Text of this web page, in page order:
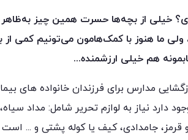
خیلی از بچه‌ها حسرت همین چیز به‌ظاهر
ما هنوز با کمک‌هامون می‌تونیم کمی
هم خیلی ارزشمنده...
مدارس برای فرزندان خانواده های
دارد نیاز به لوازم تحریر شامل: مداد
قرمز، جامدادی، کیف یا کوله پشتی و ... است